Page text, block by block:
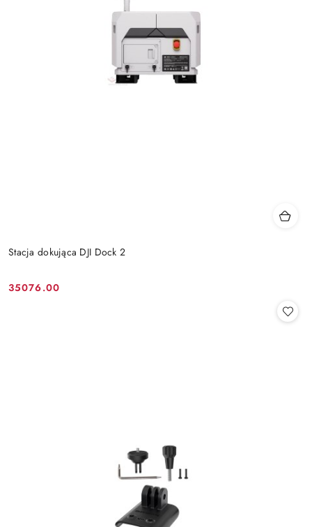
Stacja dokująca DJI Dock 2
Cena:
35076.00